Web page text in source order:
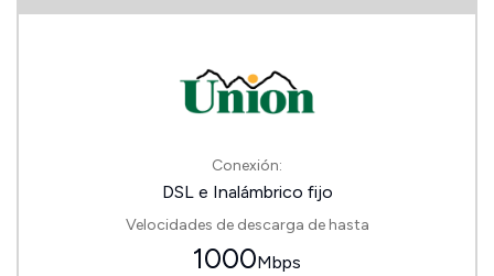
Conexión:
DSL e Inalámbrico fijo
Velocidades de descarga de hasta
1000Mbps